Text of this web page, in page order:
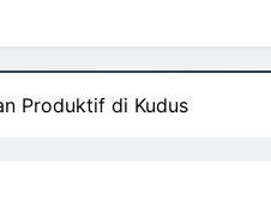
Produktif di Kudus